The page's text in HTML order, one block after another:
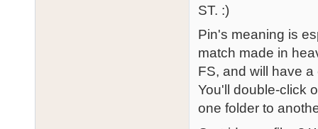
ST. :)
Pin's meaning is
match made in
FS, and will have
You'll double-click
one folder to